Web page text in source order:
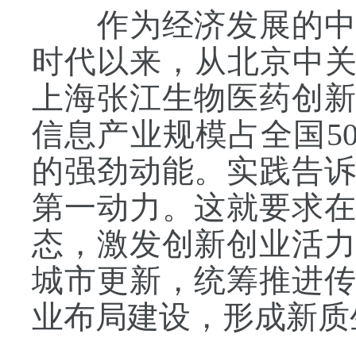
作为经济发展的中
时代以来，从北京中
上海张江生物医药创
信息产业规模占全国
的强劲动能。实践告
第一动力。这就要求
态，激发创新创业活
城市更新，统筹推进
业布局建设，形成新